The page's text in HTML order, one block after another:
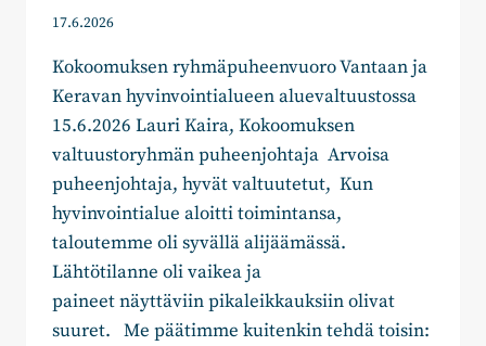
17.6.2026
Kokoomuksen ryhmäpuheenvuoro Vantaan ja
Keravan hyvinvointialueen aluevaltuustossa
15.6.2026 Lauri Kaira, Kokoomuksen
valtuustoryhmän puheenjohtaja Arvoisa
puheenjohtaja, hyvät valtuutetut, Kun
hyvinvointialue aloitti toimintansa,
taloutemme oli syvällä alijäämässä.
Lähtötilanne oli vaikea ja
paineet näyttäviin pikaleikkauksiin olivat
suuret. Me päätimme kuitenkin tehdä toisin: